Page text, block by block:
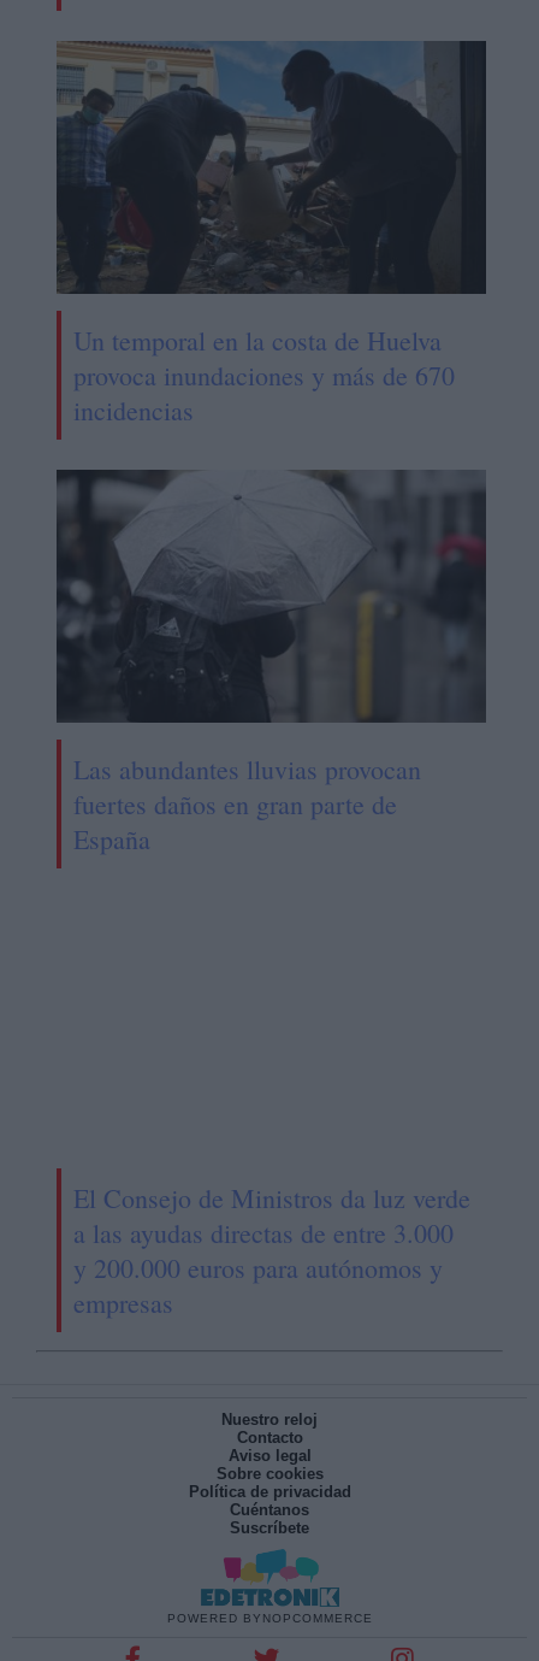
Un temporal en la costa de Huelva
provoca inundaciones y más de 670
incidencias
Las abundantes lluvias provocan
fuertes daños en gran parte de
España
El Consejo de Ministros da luz verde
a las ayudas directas de entre 3.000
y 200.000 euros para autónomos y
empresas
Nuestro reloj
Contacto
Aviso legal
Sobre cookies
Política de privacidad
Cuéntanos
Suscríbete
POWERED BY NOPCOMMERCE